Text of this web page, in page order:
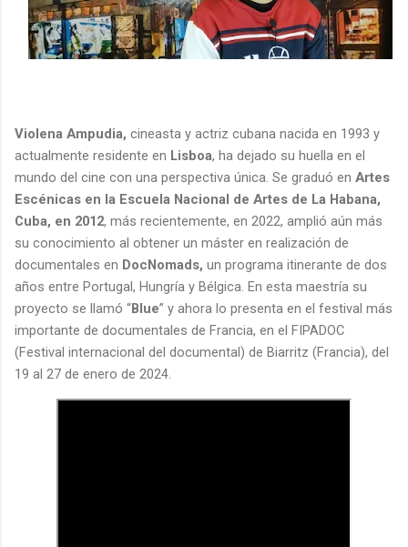
Violena Ampudia, cineasta y actriz cubana nacida en 1993 y
actualmente residente en Lisboa, ha dejado su huella en el
mundo del cine con una perspectiva única. Se graduó en Artes
Escénicas en la Escuela Nacional de Artes de La Habana,
Cuba, en 2012, más recientemente, en 2022, amplió aún más
su conocimiento al obtener un máster en realización de
documentales en DocNomads, un programa itinerante de dos
años entre Portugal, Hungría y Bélgica. En esta maestría su
proyecto se llamó “Blue” y ahora lo presenta en el festival más
importante de documentales de Francia, en el FIPADOC
(Festival internacional del documental) de Biarritz (Francia), del
19 al 27 de enero de 2024.